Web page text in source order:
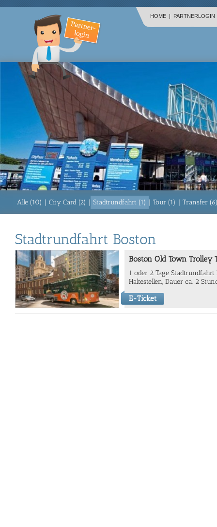
HOME | PARTNERLOGIN
Alle (10) | City Card (2) | Stadtrundfahrt (1) | Tour (1) | Transfer
Stadtrundfahrt Boston
Boston Old Town Trolley
1 oder 2 Tage Stadtrundfahrt
Haltestellen, Dauer ca. 2
E-Ticket